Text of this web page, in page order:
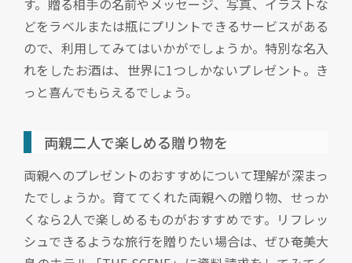
す。贈る相手の名前やメッセージ、写真、イラストな
どをラベルまたは瓶にプリントできるサービスがある
ので、利用してみてはいかがでしょうか。特別な名入
れをしたお酒は、世界に1つしかないプレゼント。き
っと喜んでもらえるでしょう。
両親二人で楽しめる贈り物を
両親へのプレゼントのおすすめについて理解が深まっ
たでしょうか。育ててくれた両親への贈り物、せっか
くなら2人で楽しめるものがおすすめです。リフレッ
シュできるような旅行を贈りたい場合は、ぜひ奄美大